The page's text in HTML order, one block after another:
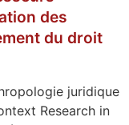
des
du droit
juridique
Research in